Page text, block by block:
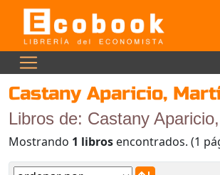
Castany Aparicio,
Libros de: Castany
Mostrando 1 libros encontrados. (1